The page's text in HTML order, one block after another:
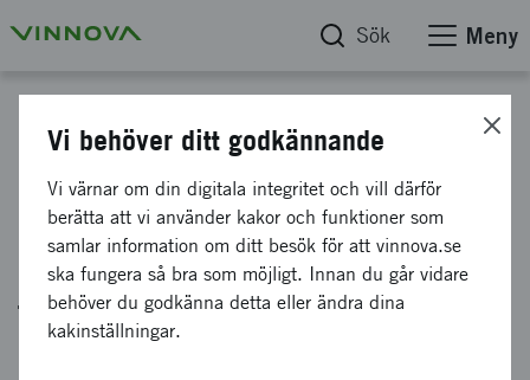
Sök Meny
Utveckling och förberedelse av
EIC Accelerator-ansökan:
ReSpinJenny - Skalbar
textilfiberåtervinning för
hållbar textilproduktion
Vi behöver ditt godkännande
Vi värnar om din digitala integritet och vill därför
berätta att vi använder kakor och funktioner som
samlar information om ditt besök för att vinnova.se
ska fungera så bra som möjligt. Innan du går vidare
behöver du godkänna detta eller ändra dina
kakinställningar.